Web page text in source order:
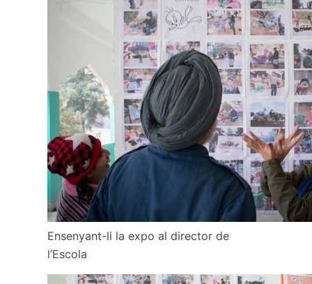
Ensenyant-li la expo al director de
l’Escola